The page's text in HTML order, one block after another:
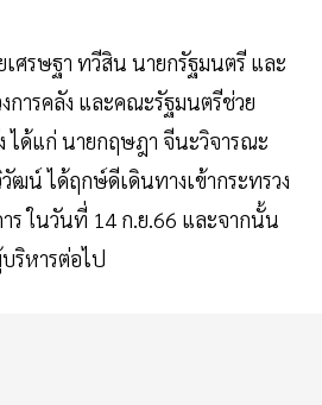
เศรษฐา ทวีสิน นายกรัฐมนตรี และ
การคลัง และคณะรัฐมนตรีช่วย
ได้แก่ นายกฤษฎา จีนะวิจารณะ
น์ ได้ฤกษ์ดีเดินทางเข้ากระทรวง
าร ในวันที่ 14 ก.ย.66 และจากนั้น
ริหารต่อไป